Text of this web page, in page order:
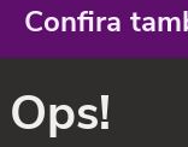
Confira
Ops!